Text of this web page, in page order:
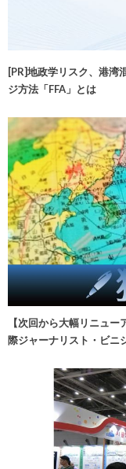
[PR]地政学リスク、港湾
ジ方法「FFA」とは
【次回から大幅リニュ
際ジャーナリスト・ビニ